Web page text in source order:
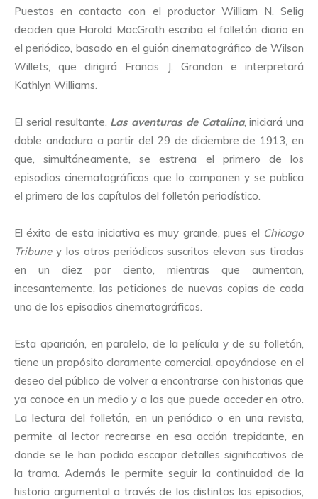
Puestos en contacto con el productor William N. Selig
deciden que Harold MacGrath escriba el folletón diario en
el periódico, basado en el guión cinematográfico de Wilson
Willets, que dirigirá Francis J. Grandon e interpretará
Kathlyn Williams.
El serial resultante, Las aventuras de Catalina, iniciará una
doble andadura a partir del 29 de diciembre de 1913, en
que, simultáneamente, se estrena el primero de los
episodios cinematográficos que lo componen y se publica
el primero de los capítulos del folletón periodístico.
El éxito de esta iniciativa es muy grande, pues el Chicago
Tribuney los otros periódicos suscritos elevan sus tiradas
en un diez por ciento, mientras que aumentan,
incesantemente, las peticiones de nuevas copias de cada
uno de los episodios cinematográficos.
Esta aparición, en paralelo, de la película y de su folletón,
tiene un propósito claramente comercial, apoyándose en el
deseo del público de volver a encontrarse con historias que
ya conoce en un medio y a las que puede acceder en otro.
La lectura del folletón, en un periódico o en una revista,
permite al lector recrearse en esa acción trepidante, en
donde se le han podido escapar detalles significativos de
la trama. Además le permite seguir la continuidad de la
historia argumental a través de los distintos los episodios,